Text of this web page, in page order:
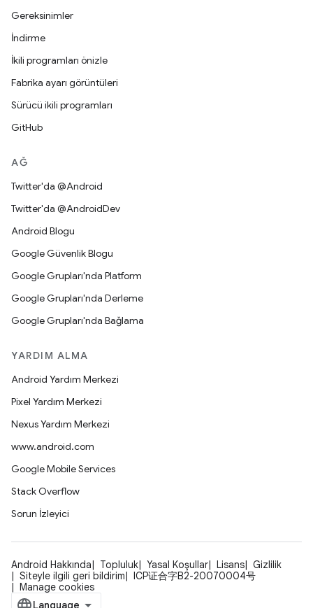
Gereksinimler
İndirme
İkili programları önizle
Fabrika ayarı görüntüleri
Sürücü ikili programları
GitHub
AĞ
Twitter'da @Android
Twitter'da @AndroidDev
Android Blogu
Google Güvenlik Blogu
Google Grupları'nda Platform
Google Grupları'nda Derleme
Google Grupları'nda Bağlama
YARDIM ALMA
Android Yardım Merkezi
Pixel Yardım Merkezi
Nexus Yardım Merkezi
www.android.com
Google Mobile Services
Stack Overflow
Sorun İzleyici
Android Hakkında Topluluk Yasal Koşullar Lisans
Gizlilik
Siteyle ilgili geri bildirim
ICP证合字B2-20070004号
Manage cookies